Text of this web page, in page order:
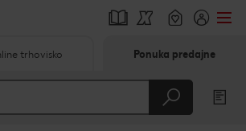
trhovisko Ponuka predajne